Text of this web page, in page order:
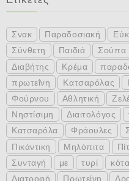
Σνακ Παραδοσιακή
Σύνθετη
Παιδιά Σούπα
Διαβήτης
Κρέμα
πρωτεΐνη
Κατσαρόλας
Φούρνου
Αθλητική
Νηστίσιμη
Διαιτολόγος
Κατσαρόλα
Φράουλες
Πικάντικη
Μηλόπιτα
Συνταγή
με τυρί
Διατροφή
Πρωτείνη